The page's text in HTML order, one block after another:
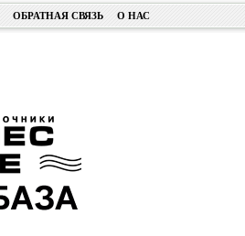
ОБРАТНАЯ СВЯЗЬ О НАС